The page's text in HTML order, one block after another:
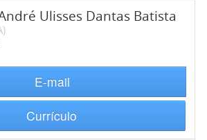
Ulisses Dantas Batista
E-mail
Currículo